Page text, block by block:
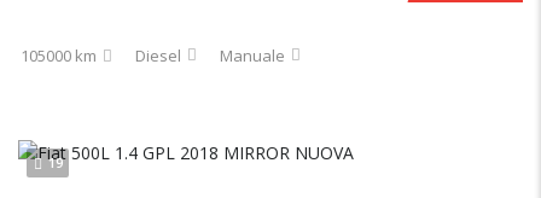
105000 km Diesel Manuale
19